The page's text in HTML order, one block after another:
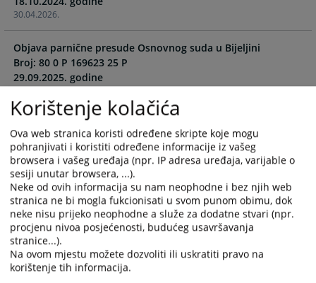
select
a
Press
the
question
mark
key
to
get
the
keyboard
shortcuts
for
changing
dates.
Press
question
mark
key
to
get
the
keyboard
shortcuts
for
changing
30.04.2026.
30.04.2026.
Objava parnične presude Osnovnog suda u Bijeljini
Broj: 80 0 P 169623 25 P
29.09.2025. godine
30.04.2026.
Objava parnične presude Osnovnog suda u Bijeljini
Broj: 80 0 Mal 166336 24 Mal
11.07.2025. godine
30.04.2026.
Objava parnične presude Osnovnog suda u Bijeljini
Broj: 80 0 Rs 169643 25 Rs
14.08.2025. godine
Objava parnične presude Osnovnog suda u Bijeljini
Korištenje kolačića
Ova web stranica koristi određene skripte koje mogu
pohranjivati i koristiti određene informacije iz vašeg
browsera i vašeg uređaja (npr. IP adresa uređaja, varijable o
sesiji unutar browsera, ...).
Neke od ovih informacija su nam neophodne i bez njih web
stranica ne bi mogla fukcionisati u svom punom obimu, dok
neke nisu prijeko neophodne a služe za dodatne stvari (npr.
procjenu nivoa posjećenosti, budućeg usavršavanja
stranice...).
Na ovom mjestu možete dozvoliti ili uskratiti pravo na
korištenje tih informacija.